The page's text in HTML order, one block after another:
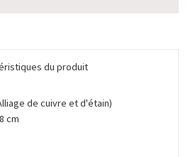
du produit
de cuivre et d'étain)
cm